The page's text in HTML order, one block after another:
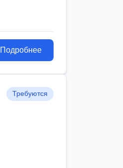
Подробнее
Требуются